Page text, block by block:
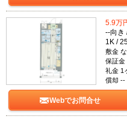
5.9万
--向き
1K /
敷金
保証金
礼金 1
償却 --
Webでお問合せ